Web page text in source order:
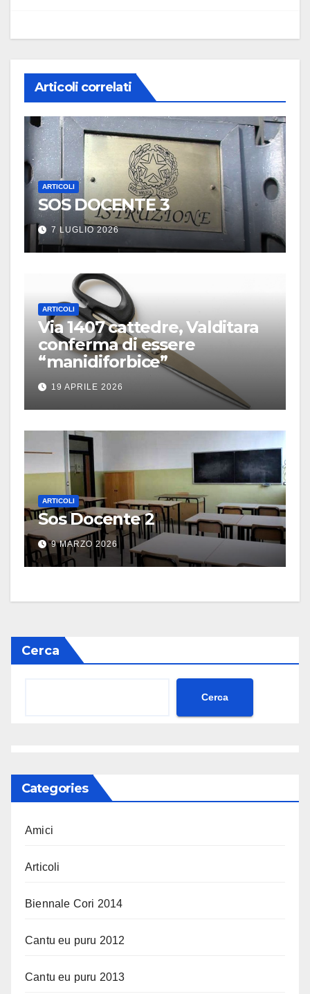
Articoli correlati
ARTICOLI
SOS DOCENTE 3
7 LUGLIO 2026
ARTICOLI
Via 1407 cattedre, Valditara
conferma di essere
“manidiforbice”
19 APRILE 2026
ARTICOLI
Sos Docente 2
9 MARZO 2026
Cerca
Cerca
Categories
Amici
Articoli
Biennale Cori 2014
Cantu eu puru 2012
Cantu eu puru 2013